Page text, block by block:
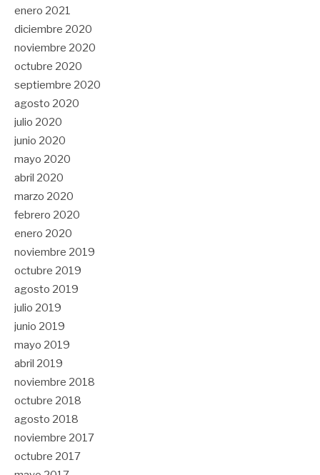
enero 2021
diciembre 2020
noviembre 2020
octubre 2020
septiembre 2020
agosto 2020
julio 2020
junio 2020
mayo 2020
abril 2020
marzo 2020
febrero 2020
enero 2020
noviembre 2019
octubre 2019
agosto 2019
julio 2019
junio 2019
mayo 2019
abril 2019
noviembre 2018
octubre 2018
agosto 2018
noviembre 2017
octubre 2017